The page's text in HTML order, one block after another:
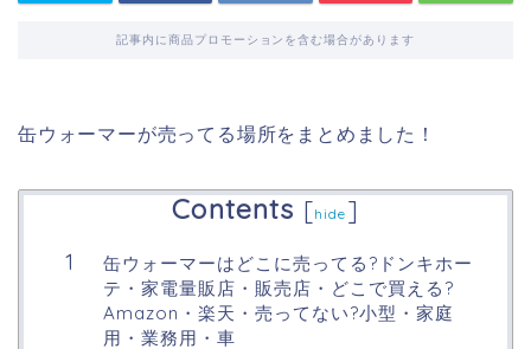
記事内に商品プロモーションを含む場合があります
缶ウォーマーが売ってる場所をまとめました！
Contents [hide ]
缶ウォーマーはどこに売ってる?ドンキホー
テ・家電量販店・販売店・どこで買える?
Amazon・楽天・売ってない?小型・家庭
用・業務用・車